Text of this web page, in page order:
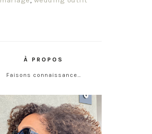
À PROPOS
Faisons connaissance…